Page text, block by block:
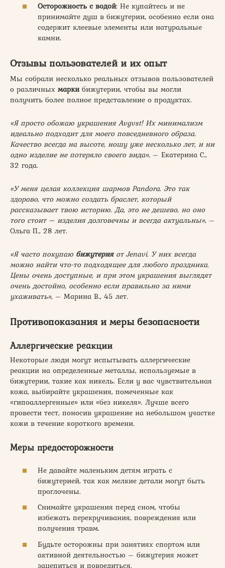
Осторожность с водой: Не купайтесь и не
принимайте душ в бижутерии, особенно если она
содержит клеевые элементы или натуральные
камни.
Отзывы пользователей и их опыт
Мы собрали несколько реальных отзывов пользователей
о различных маркибижутерии, чтобы вы могли
получить более полное представление о продуктах.
«Я просто обожаю украшения Avgvst! Их минимализм
идеально подходит для моего повседневного образа.
Качество всегда на высоте, ношу уже несколько лет, и ни
одно изделие не потеряло своего вида», – Екатерина С.,
32 года.
«У меня целая коллекция шармов Pandora. Это так
здорово, что можно создать браслет, который
рассказывает твою историю. Да, это не дешево, но оно
того стоит – изделия долговечны и всегда актуальны», –
Ольга П., 28 лет.
«Я часто покупаю бижутерияот Jenavi. У них всегда
можно найти что-то подходящее для любого праздника.
Цены очень доступные, и при этом украшения выглядят
очень достойно, особенно если правильно за ними
ухаживать», – Марина В., 45 лет.
Противопоказания и меры безопасности
Аллергические реакции
Некоторые люди могут испытывать аллергические
реакции на определенные металлы, используемые в
бижутерии, такие как никель. Если у вас чувствительная
кожа, выбирайте украшения, помеченные как
«гипоаллергенные» или «без никеля». Лучше всего
провести тест, поносив украшение на небольшом участке
кожи в течение короткого времени.
Меры предосторожности
Не давайте маленьким детям играть с
бижутерией, так как мелкие детали могут быть
проглочены.
Снимайте украшения перед сном, чтобы
избежать перекручивания, повреждения или
получения травм.
Будьте осторожны при занятиях спортом или
активной деятельностью – бижутерия может
зацепиться и повредиться.